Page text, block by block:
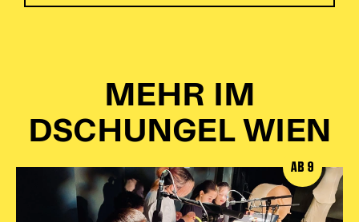
MEHR IM
DSCHUNGEL WIEN
AB 9